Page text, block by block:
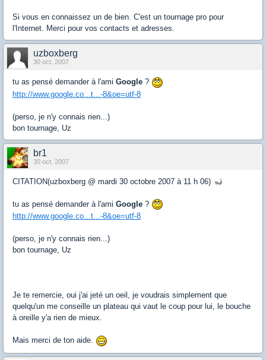
Si vous en connaissez un de bien. C'est un tournage pro pour
l'Internet. Merci pour vos contacts et adresses.
uzboxberg
30 oct. 2007
tu as pensé demander à l'ami Google ?
http://www.google.co...t...-8&oe=utf-8
(perso, je n'y connais rien...)
bon tournage, Uz
br1
30 oct. 2007
CITATION(uzboxberg @ mardi 30 octobre 2007 à 11 h 06)
tu as pensé demander à l'ami Google ?
http://www.google.co...t...-8&oe=utf-8
(perso, je n'y connais rien...)
bon tournage, Uz
Je te remercie, oui j'ai jeté un oeil, je voudrais simplement que
quelqu'un me conseille un plateau qui vaut le coup pour lui, le bouche
à oreille y'a rien de mieux.
Mais merci de ton aide.